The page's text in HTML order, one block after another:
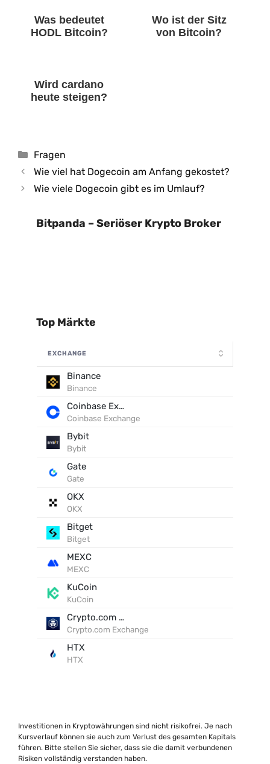
Was bedeutet
HODL Bitcoin?
Wo ist der Sitz
von Bitcoin?
Wird cardano
heute steigen?
Kategorien
Fragen
Wie viel hat Dogecoin am Anfang gekostet?
Wie viele Dogecoin gibt es im Umlauf?
Bitpanda – Seriöser Krypto Broker
Top Märkte
EXCHANGE
Binance
Binance
Coinbase Exchange
Coinbase Exchange
Bybit
Bybit
Gate
Gate
OKX
OKX
Bitget
Bitget
MEXC
MEXC
KuCoin
KuCoin
Crypto.com Exchange
Crypto.com Exchange
HTX
HTX
Investitionen in Kryptowährungen sind nicht risikofrei. Je nach
Kursverlauf können sie auch zum Verlust des gesamten Kapitals
führen. Bitte stellen Sie sicher, dass sie die damit verbundenen
Risiken vollständig verstanden haben.